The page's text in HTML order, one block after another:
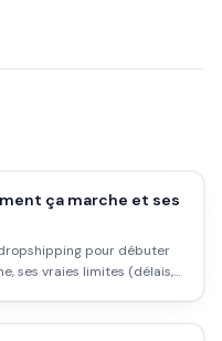
ça marche et ses
pour débuter
ses vraies limites (délais,